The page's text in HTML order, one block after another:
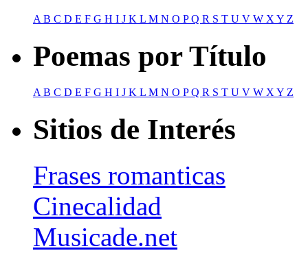
AB C D E F G H I J K L M N O PQ R S T U V W XY Z
Poemas por Título
A B C D E F G H I J K L M N O PQ R S T U V W X Y Z
Sitios de Interés
Frases romanticas
Cinecalidad
Musicade.net